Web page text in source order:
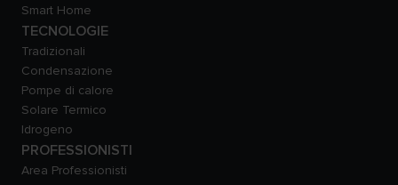
Smart Home
TECNOLOGIE
Tradizionali
Condensazione
Pompe di calore
Solare Termico
Idrogeno
PROFESSIONISTI
Area Professionisti